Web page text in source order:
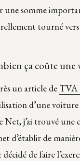
une somme
tourné vers
ça coûte une
un article de TVA
d’une
Net, j’ai trouvé une
d’établir de
décidé de faire